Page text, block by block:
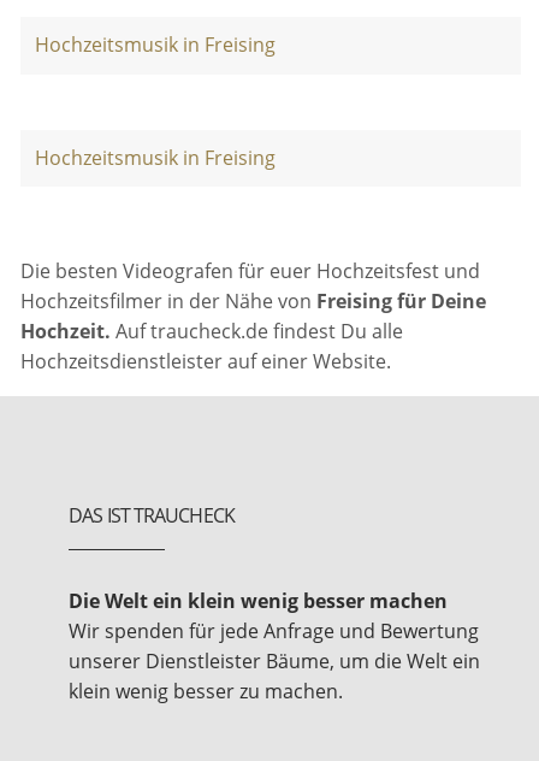
Hochzeitsmusik in Freising
Hochzeitsmusik in Freising
Die besten Videografen für euer Hochzeitsfest und
Hochzeitsfilmer in der Nähe von Freising für Deine
Hochzeit.Auf traucheck.de findest Du alle
Hochzeitsdienstleister auf einer Website.
DAS IST TRAUCHECK
Die Welt ein klein wenig besser machen
Wir spenden für jede Anfrage und Bewertung
unserer Dienstleister Bäume, um die Welt ein
klein wenig besser zu machen.